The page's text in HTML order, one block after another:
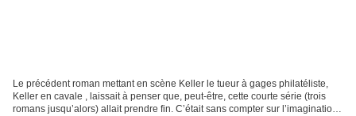
Le précédent roman mettant en scène Keller le tueur à gages philatéliste,
Keller en cavale , laissait à penser que, peut-être, cette courte série (trois
romans jusqu’alors) allait prendre fin. C’était sans compter sur l’imagination